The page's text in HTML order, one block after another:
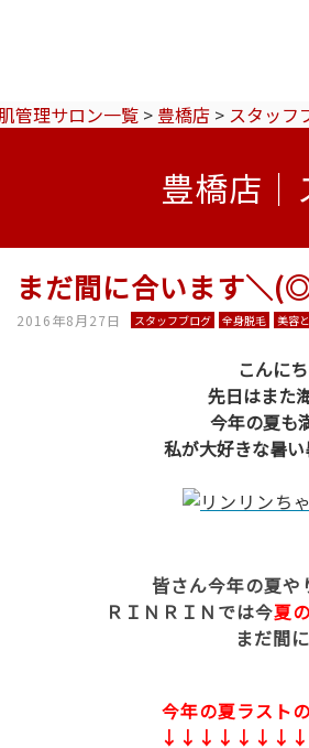
管理サロン一覧 > 豊橋店 > スタッフ
豊橋店
まだ間に合います＼
2016年8月27日 スタッフブログ 全身脱毛 美容
こんに
先日はまた
今年の夏
私が大好きな暑
皆さん今年の夏や
ＲＩＮＲＩＮでは今夏
まだ間
今年の夏ラスト